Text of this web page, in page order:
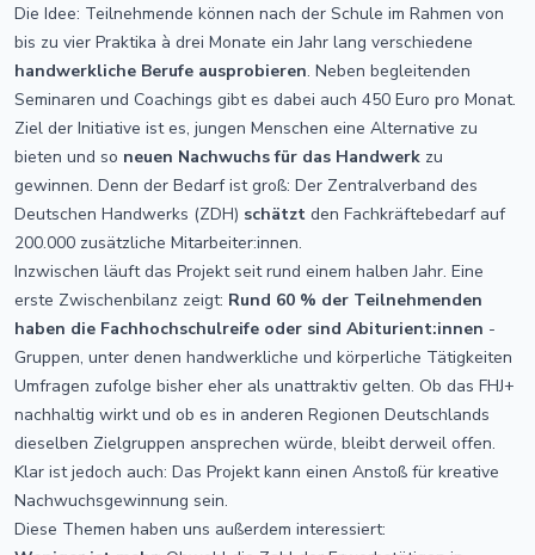
Die Idee: Teilnehmende können nach der Schule im Rahmen von
bis zu vier Praktika à drei Monate ein Jahr lang verschiedene
handwerkliche Berufe ausprobieren. Neben begleitenden
Seminaren und Coachings gibt es dabei auch 450 Euro pro Monat.
Ziel der Initiative ist es, jungen Menschen eine Alternative zu
bieten und so neuen Nachwuchs für das Handwerk zu
gewinnen. Denn der Bedarf ist groß: Der Zentralverband des
Deutschen Handwerks (ZDH) schätzt den Fachkräftebedarf auf
200.000 zusätzliche Mitarbeiter:innen.
Inzwischen läuft das Projekt seit rund einem halben Jahr. Eine
erste Zwischenbilanz zeigt: Rund 60 % der Teilnehmenden
haben die Fachhochschulreife oder sind Abiturient:innen -
Gruppen, unter denen handwerkliche und körperliche Tätigkeiten
Umfragen zufolge bisher eher als unattraktiv gelten. Ob das FHJ+
nachhaltig wirkt und ob es in anderen Regionen Deutschlands
dieselben Zielgruppen ansprechen würde, bleibt derweil offen.
Klar ist jedoch auch: Das Projekt kann einen Anstoß für kreative
Nachwuchsgewinnung sein.
Diese Themen haben uns außerdem interessiert: